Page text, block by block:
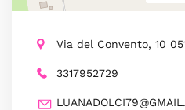
Via del Convento, 10
3317952729